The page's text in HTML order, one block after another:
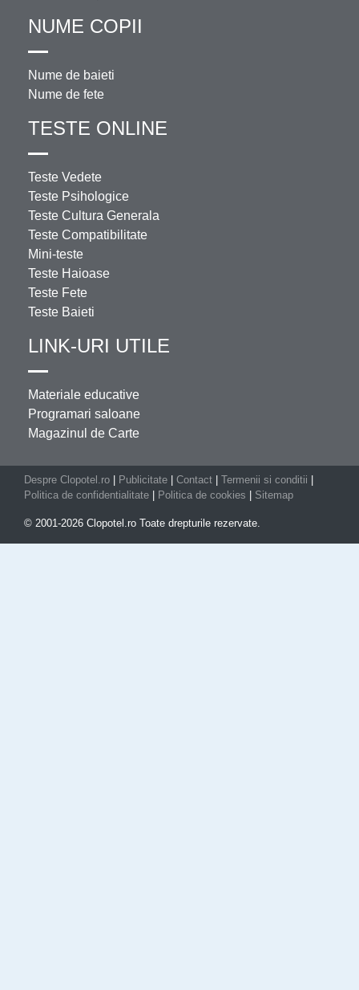
NUME COPII
Nume de baieti
Nume de fete
TESTE ONLINE
Teste Vedete
Teste Psihologice
Teste Cultura Generala
Teste Compatibilitate
Mini-teste
Teste Haioase
Teste Fete
Teste Baieti
LINK-URI UTILE
Materiale educative
Programari saloane
Magazinul de Carte
Despre Clopotel.ro Publicitate Contact Termenii si conditii
Politica de confidentialitate
Politica de cookies Sitemap
© 2001-2026 Clopotel.ro Toate drepturile rezervate.